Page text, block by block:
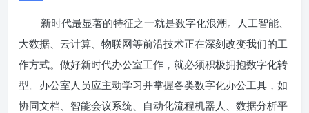
新时代最显著的特征之一就是数字化浪潮。人工智能、
大数据、云计算、物联网等前沿技术正在深刻改变我们的工
作方式。做好新时代办公室工作，就必须积极拥抱数字化转
型。办公室人员应主动学习并掌握各类数字化办公工具，如
协同文档、智能会议系统、自动化流程机器人、数据分析平